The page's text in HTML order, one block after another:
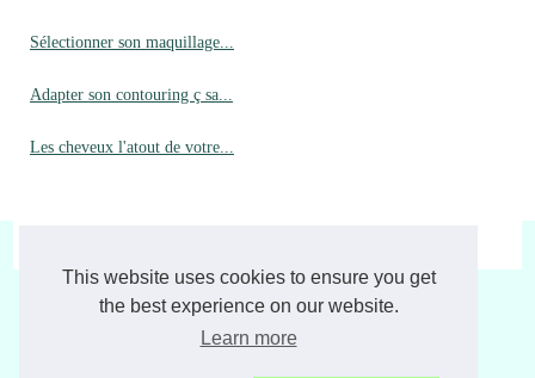
This website uses cookies to ensure you get
the best experience on our website.
Learn more
Sélectionner son maquillage...
Adapter son contouring ç sa...
Les cheveux l'atout de votre...